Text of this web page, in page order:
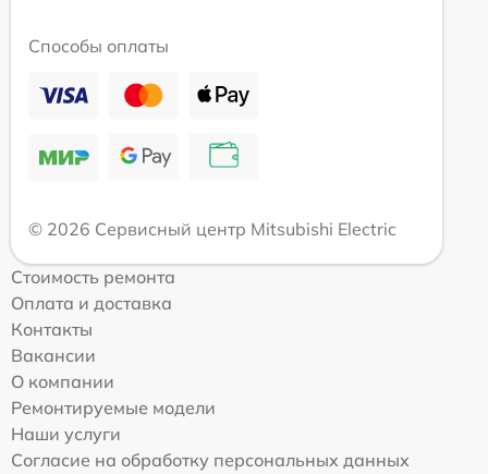
Способы оплаты
© 2026 Сервисный центр Mitsubishi Electric
Стоимость ремонта
Оплата и доставка
Контакты
Вакансии
О компании
Ремонтируемые модели
Наши услуги
Согласие на обработку персональных данных